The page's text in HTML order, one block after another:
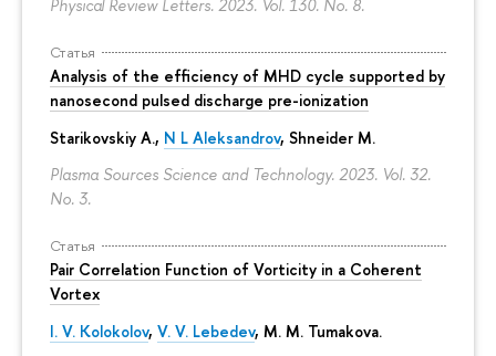
Physical Review Letters. 2023. Vol. 130. No. 8.
Статья
Analysis of the efficiency of MHD cycle supported by
nanosecond pulsed discharge pre-ionization
Starikovskiy A., N L Aleksandrov, Shneider M.
Plasma Sources Science and Technology. 2023. Vol. 32.
No. 3.
Статья
Pair Correlation Function of Vorticity in a Coherent
Vortex
I. V. Kolokolov, V. V. Lebedev, M. M. Tumakova.